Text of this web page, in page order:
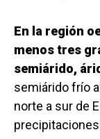
En la región
menos tres
semiárido,
semiárido frío
norte a sur de